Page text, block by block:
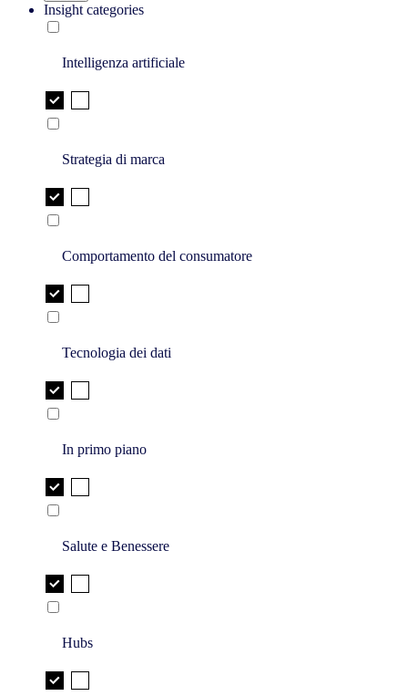
Insight categories
Intelligenza artificiale
Strategia di marca
Comportamento del consumatore
Tecnologia dei dati
In primo piano
Salute e Benessere
Hubs